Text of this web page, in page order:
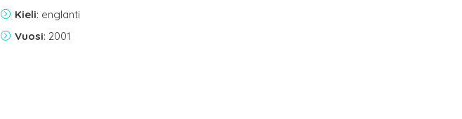
Kieli: englanti
Vuosi: 2001